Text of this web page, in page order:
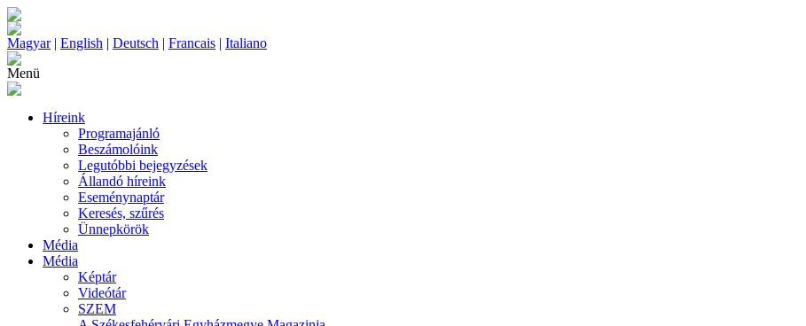
Magyar| English | Deutsch | Francais | Italiano
Menü
Híreink
Programajánló
Beszámolóink
Legutóbbi bejegyzések
Állandó híreink
Eseménynaptár
Keresés, szűrés
Ünnepkörök
Média
Média
Képtár
Videótár
SZEM